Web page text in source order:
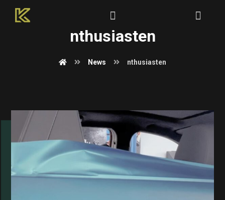
nthusiasten
News nthusiasten